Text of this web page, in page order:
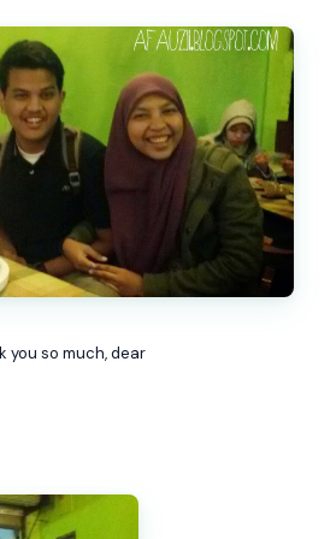
you so much, dear